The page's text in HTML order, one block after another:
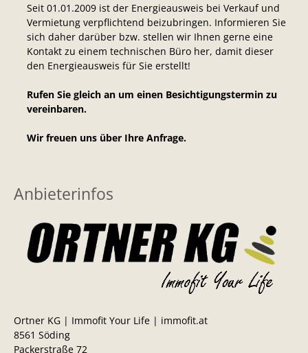
Seit 01.01.2009 ist der Energieausweis bei Verkauf und
Vermietung verpflichtend beizubringen. Informieren Sie
sich daher darüber bzw. stellen wir Ihnen gerne eine
Kontakt zu einem technischen Büro her, damit dieser
den Energieausweis für Sie erstellt!
Rufen Sie gleich an um einen Besichtigungstermin zu
vereinbaren.
Wir freuen uns über Ihre Anfrage.
Anbieterinfos
Ortner KG | Immofit Your Life | immofit.at
8561 Söding
Packerstraße 72